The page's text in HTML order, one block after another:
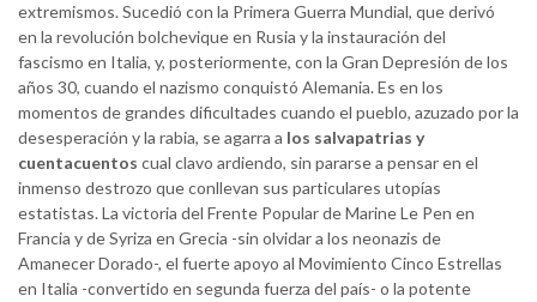
extremismos. Sucedió con la Primera Guerra Mundial, que derivó
en la revolución bolchevique en Rusia y la instauración del
fascismo en Italia, y, posteriormente, con la Gran Depresión de los
años 30, cuando el nazismo conquistó Alemania. Es en los
momentos de grandes dificultades cuando el pueblo, azuzado por la
desesperación y la rabia, se agarra a los salvapatrias y
cuentacuentos cual clavo ardiendo, sin pararse a pensar en el
inmenso destrozo que conllevan sus particulares utopías
estatistas. La victoria del Frente Popular de Marine Le Pen en
Francia y de Syriza en Grecia -sin olvidar a los neonazis de
Amanecer Dorado-, el fuerte apoyo al Movimiento Cinco Estrellas
en Italia -convertido en segunda fuerza del país- o la potente